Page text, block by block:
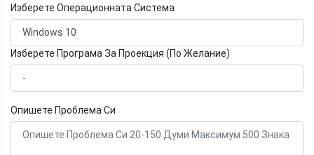
Изберете Операционната Система
Изберете Програма За Проекция (По Желание)
Опишете Проблема Си